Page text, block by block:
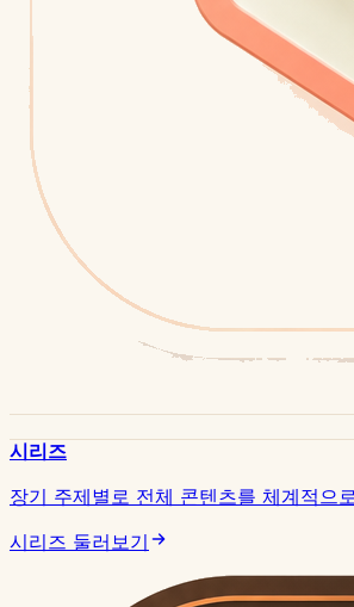
시리즈
장기 주제별로 전체 콘텐츠를 체계적으
시리즈 둘러보기